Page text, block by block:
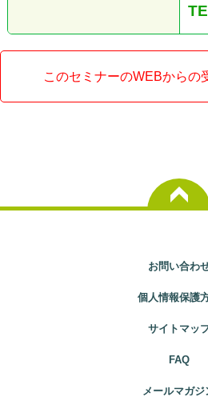
このセミナーのWEBからの
お問い合わ
個人情報保護
サイトマッ
FAQ
メールマガジ